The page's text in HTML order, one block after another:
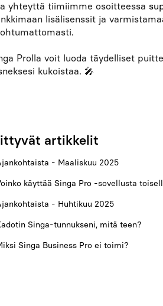
yhteyttä tiimiimme osoitteessa
lisälisenssit ja
Prolla voit luoda täydelliset
kukoistaa. 🎤
artikkelit
- Maaliskuu 2025
käyttää Singa Pro -sovellusta
- Huhtikuu 2025
Singa-tunnukseni, mitä teen?
Singa Business Pro ei toimi?